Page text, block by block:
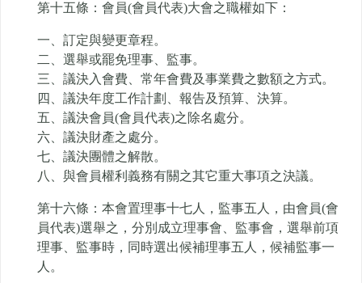
第十五條：會員(會員代表)大會之職權如下：
一、訂定與變更章程。
二、選舉或罷免理事、監事。
三、議決入會費、常年會費及事業費之數額之方式。
四、議決年度工作計劃、報告及預算、決算。
五、議決會員(會員代表)之除名處分。
六、議決財產之處分。
七、議決團體之解散。
八、與會員權利義務有關之其它重大事項之決議。
第十六條：本會置理事十七人，監事五人，由會員(會
員代表)選舉之，分別成立理事會、監事會，選舉前項
理事、監事時，同時選出候補理事五人，候補監事一
人。